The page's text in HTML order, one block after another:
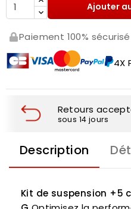
Ajouter
Paiement 100% sécurisé
4X
Retours
sous 14 jours
Description
Kit de suspension +5